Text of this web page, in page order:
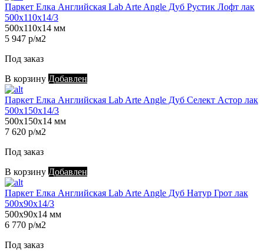
Паркет Елка Английская Lab Arte Angle Дуб Рустик Лофт лак
500х110х14/3
500х110х14 мм
5 947 р/м2
Под заказ
В корзину Добавлен
Паркет Елка Английская Lab Arte Angle Дуб Селект Астор лак
500х150х14/3
500х150х14 мм
7 620 р/м2
Под заказ
В корзину Добавлен
Паркет Елка Английская Lab Arte Angle Дуб Натур Грот лак
500х90х14/3
500х90х14 мм
6 770 р/м2
Под заказ